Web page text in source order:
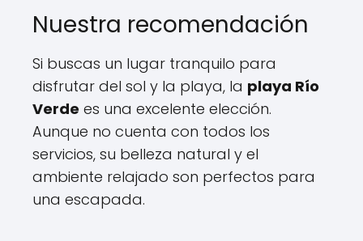
Nuestra recomendación
Si buscas un lugar tranquilo para
disfrutar del sol y la playa, la playa Río
Verde es una excelente elección.
Aunque no cuenta con todos los
servicios, su belleza natural y el
ambiente relajado son perfectos para
una escapada.